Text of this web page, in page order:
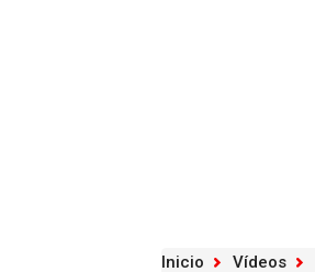
Inicio Vídeos